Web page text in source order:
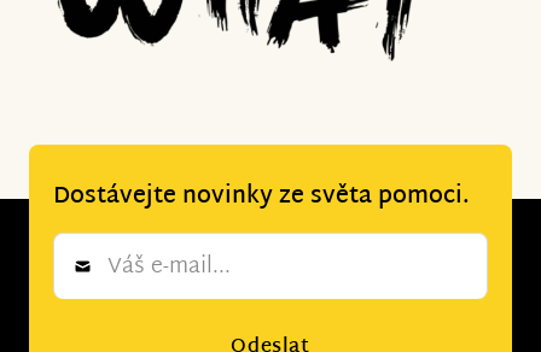
Dostávejte novinky ze světa pomoci.
Newsletter